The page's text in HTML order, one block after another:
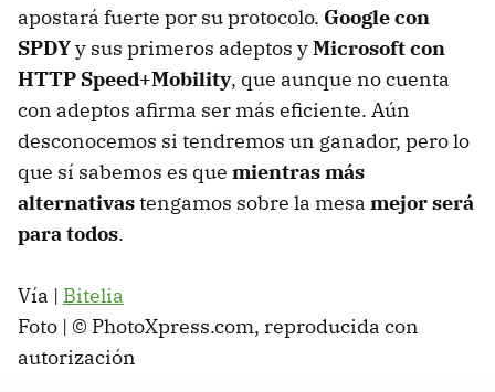
apostará fuerte por su protocolo. Google con
SPDYy sus primeros adeptos yMicrosoft con
HTTP Speed+Mobility, que aunque no cuenta
con adeptos afirma ser más eficiente. Aún
desconocemos si tendremos un ganador, pero lo
que sí sabemos es que mientras más
alternativastengamos sobre la mesa mejor será
para todos.
Vía | Bitelia
Foto | © PhotoXpress.com, reproducida con
autorización